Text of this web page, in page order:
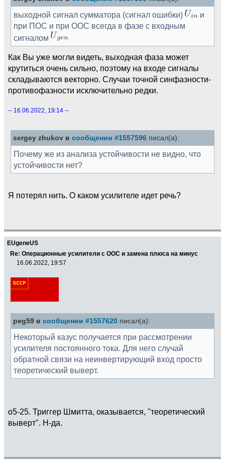
выходной сигнал сумматора (сигнал ошибки)
и
при ПОС и при ООС всегда в фазе с входным
сигналом
Как Вы уже могли видеть, выходная фаза может
крутиться очень сильно, поэтому на входе сигналы
складываются векторно. Случаи точной синфазности-
противофазности исключительно редки.
-- 16.06.2022, 19:14 --
sergey zhukov в сообщении #1557596 писал(а):
Почему же из анализа устойчивости не видно, что
устойчивости нет?
Я потерял нить. О каком усилителе идет речь?
EUgeneUS
Re: Операционные усилители с ООС и замена плюса на минус
16.06.2022, 19:57
peg59 в сообщении #1557620 писал(а):
Некоторый казус получается при рассмотрении
усилителя постоянного тока. Для него случай
обратной связи на неинвертирующий вход просто
теоретический выверт.
о5-25. Триггер Шмитта, оказывается, "теоретический
выверт". Н-да.